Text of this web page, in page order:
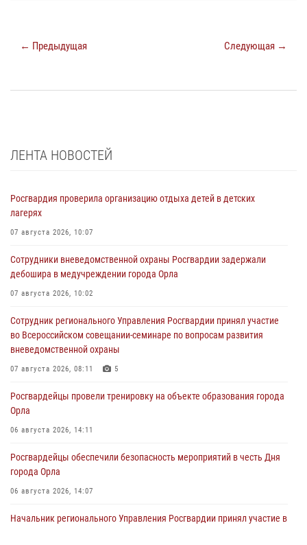
← Предыдущая Следующая →
ЛЕНТА НОВОСТЕЙ
Росгвардия проверила организацию отдыха детей в детских
лагерях
07 августа 2026, 10:07
Сотрудники вневедомственной охраны Росгвардии задержали
дебошира в медучреждении города Орла
07 августа 2026, 10:02
Сотрудник регионального Управления Росгвардии принял участие
во Всероссийском совещании-семинаре по вопросам развития
вневедомственной охраны
07 августа 2026, 08:11 5
Росгвардейцы провели тренировку на объекте образования города
Орла
06 августа 2026, 14:11
Росгвардейцы обеспечили безопасность мероприятий в честь Дня
города Орла
06 августа 2026, 14:07
Начальник регионального Управления Росгвардии принял участие в